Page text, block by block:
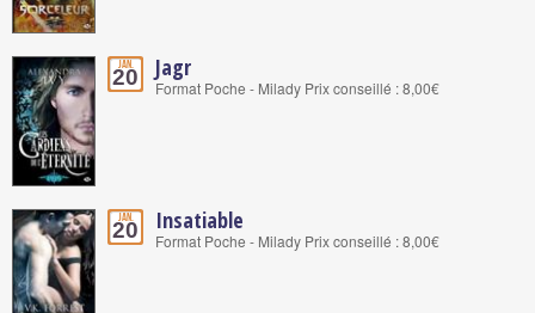
Jan.
20 Jagr
Format Poche - Milady Prix conseillé : 8,00€
Jan.
20 Insatiable
Format Poche - Milady Prix conseillé : 8,00€